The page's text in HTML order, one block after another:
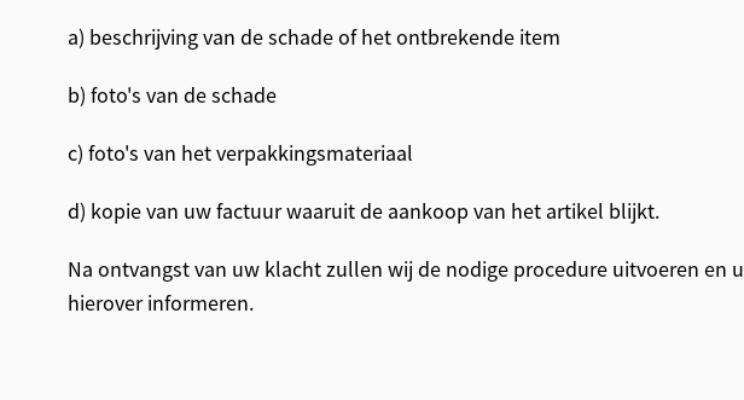
a) beschrijving van de schade of het ontbrekende item
b) foto's van de schade
c) foto's van het verpakkingsmateriaal
d) kopie van uw factuur waaruit de aankoop van het artikel blijkt.
Na ontvangst van uw klacht zullen wij de nodige procedure uitvoeren en u
hierover informeren.